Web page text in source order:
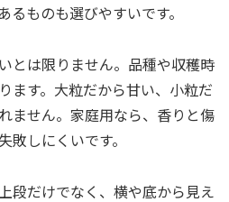
ものも選びやすいです。
とは限りません。品種や収穫時
ます。大粒だから甘い、小粒だ
ません。家庭用なら、香りと傷
敗しにくいです。
段だけでなく、横や底から見え